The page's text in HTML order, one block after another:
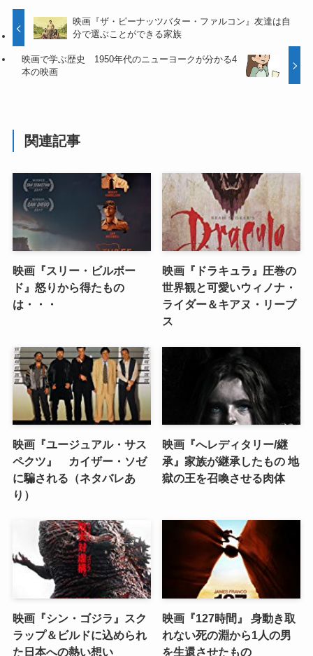
映画『ザ・ピーナッツバター・ファルコン』友達は自
分で選ぶことができる家族
映画で学ぶ歴史 1950年代のニューヨークが分かる4
本の映画
関連記事
映画『スリー・ビルボー
ド』怒りから得たもの
は・・・
映画『ドラキュラ』圧巻の
世界観と可愛いウィノナ・
ライダー＆キアヌ・リーブ
ス
映画『ユージュアル・サス
ペクツ』 カイザー・ソゼ
に騙される（ネタバレあ
り）
映画『へレディタリー/継
承』家族が継承したもの 地
獄の王を召喚させる肉体
映画『シン・ゴジラ』スク
ラップ＆ビルドに込められ
た日本への熱い想い
映画『127時間』 身動き取
れない死の淵から1人の男
を生還させたもの